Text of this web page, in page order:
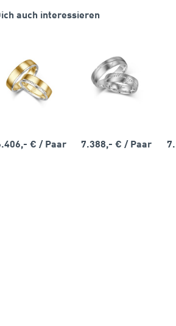
auch interessieren
€/ Paar 7.388,- €/ Paar